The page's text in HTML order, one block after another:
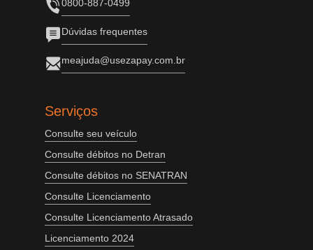
0800-887-0499
Dúvidas frequentes
meajuda@usezapay.com.br
Serviços
Consulte seu veículo
Consulte débitos no Detran
Consulte débitos no SENATRAN
Consulte Licenciamento
Consulte Licenciamento Atrasado
Licenciamento 2024